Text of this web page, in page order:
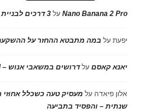
Nano Banana 2 Proעל 3 דרכים לבניית ביטחון עצמי של עובדים
יפעתעל במה מתבטא ההחזר על
יאנא קאסםעלדרושים במשאבי אנוש – H&M
אלון פיאדה על מעסיק טעה כשכלל
שנתית – והפסיד בתביעה